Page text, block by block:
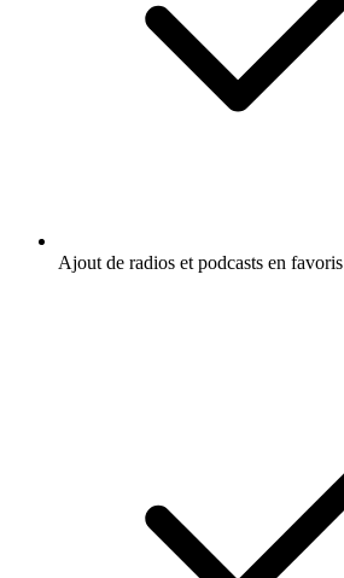
Ajout de radios et podcasts en favoris